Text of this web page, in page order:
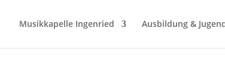
Musikkapelle Ingenried Ausbildung &